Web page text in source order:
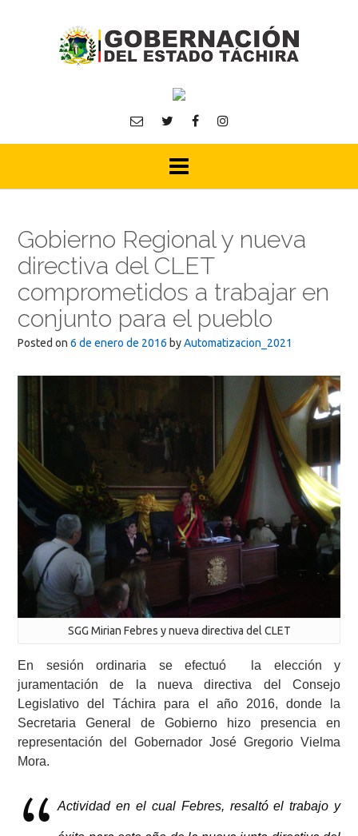
Gobierno Regional y nueva
directiva del CLET
comprometidos a trabajar en
conjunto para el pueblo
Posted on 6 de enero de 2016 byAutomatizacion_2021
SGG Mirian Febres y nueva directiva del CLET
En sesión ordinaria se efectuó la elección y
juramentación de la nueva directiva del Consejo
Legislativo del Táchira para el año 2016, donde la
Secretaria General de Gobierno hizo presencia en
representación del Gobernador José Gregorio Vielma
Mora.
Actividad en el cual Febres, resaltó el trabajo y